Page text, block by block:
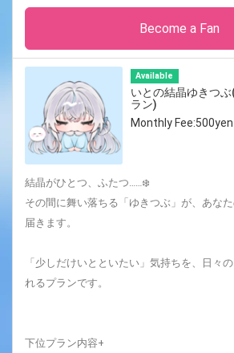
Become a Fan
Available
いとの結晶ゆきつ
ラン)
Monthly
結晶がひとつ、ふたつ……❄️
その間に舞い落ちる「ゆきつぶ」が、あな
届きます。
「少しだけいとといたい」気持ちを、日々
れるプランです。
下位プラン内容+